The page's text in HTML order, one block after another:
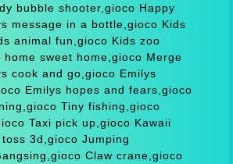
bubble shooter,gioco Happy
message in a bottle,gioco Kids
animal fun,gioco Kids zoo
sweet home,gioco Merge
cook and go,gioco Emilys
Emilys hopes and fears,gioco
Tiny fishing,gioco
Taxi pick up,gioco Kawaii
3d,gioco Jumping
Claw crane,gioco